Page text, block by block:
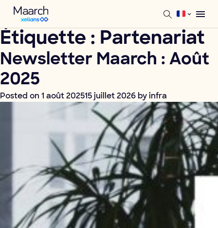
Étiquette : Partenariat
Newsletter Maarch : Août
2025
Posted on 1 août 202515 juillet 2026 byinfra